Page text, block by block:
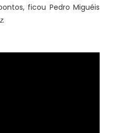
ficou Pedro Miguéis